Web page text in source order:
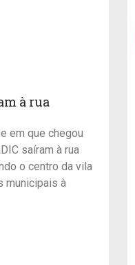
à rua
em que chegou
saíram à rua
o centro da vila
municipais à